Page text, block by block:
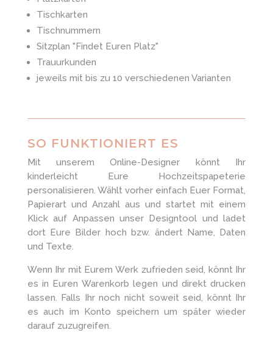
Tischkarten
Tischnummern
Sitzplan "Findet Euren Platz"
Trauurkunden
jeweils mit bis zu 10 verschiedenen Varianten
SO FUNKTIONIERT ES
Mit unserem Online-Designer könnt Ihr
kinderleicht Eure Hochzeitspapeterie
personalisieren. Wählt vorher einfach Euer Format,
Papierart und Anzahl aus und startet mit einem
Klick auf Anpassen unser Designtool und ladet
dort Eure Bilder hoch bzw. ändert Name, Daten
und Texte.
Wenn Ihr mit Eurem Werk zufrieden seid, könnt Ihr
es in Euren Warenkorb legen und direkt drucken
lassen. Falls Ihr noch nicht soweit seid, könnt Ihr
es auch im Konto speichern um später wieder
darauf zuzugreifen.